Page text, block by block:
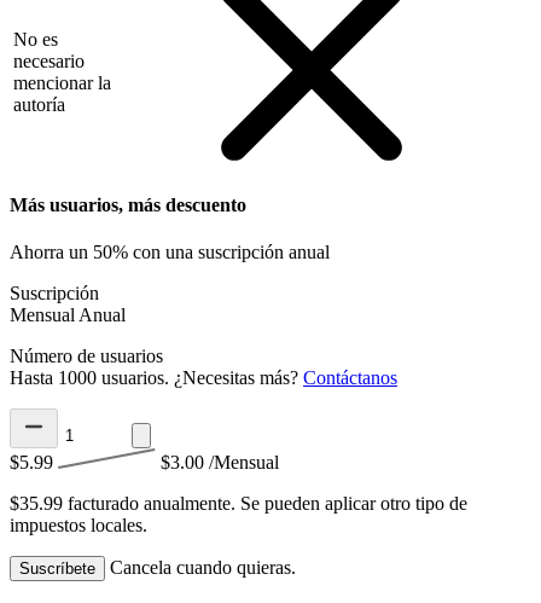
No es
necesario
mencionar la
autoría
Más usuarios, más descuento
Ahorra un 50% con una suscripción anual
Suscripción
Mensual Anual
Número de usuarios
Hasta 1000 usuarios. ¿Necesitas más? Contáctanos
$5.99 $3.00 /Mensual
$35.99 facturado anualmente. Se pueden aplicar otro tipo de
impuestos locales.
Suscríbete Cancela cuando quieras.